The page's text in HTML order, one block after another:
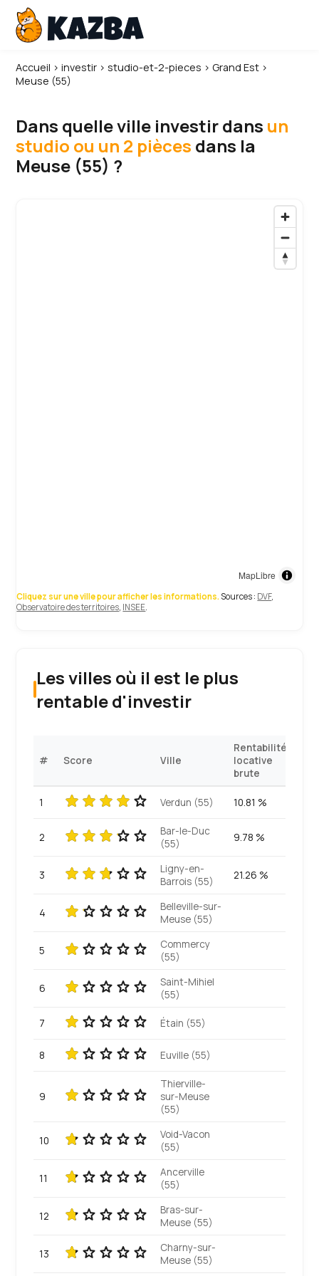
Accueil ›investir ›studio-et-2-pieces ›Grand Est ›
Meuse (55)
Dans quelle ville investir dans un
studio ou un 2 pièces dans la
Meuse (55) ?
MapLibre
Cliquez sur une ville pour afficher les informations. Sources : DVF,
Observatoire des territoires, INSEE.
Les villes où il est le plus
rentable d'investir
# Score Ville
Rentabilité
locative
brute
1 Verdun (55) 10.81 %
2
Bar-le-Duc
(55)
9.78 %
3
Ligny-en-
Barrois (55)
21.26 %
4
Belleville-sur-
Meuse (55)
5
Commercy
(55)
6
Saint-Mihiel
(55)
7 Étain (55)
8 Euville (55)
9
Thierville-
sur-Meuse
(55)
10
Void-Vacon
(55)
11
Ancerville
(55)
12
Bras-sur-
Meuse (55)
13
Charny-sur-
Meuse (55)